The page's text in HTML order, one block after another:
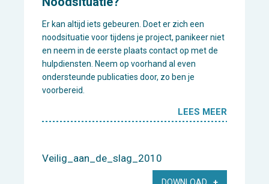
Er kan altijd iets gebeuren. Doet er zich een
noodsituatie voor tijdens je project, panikeer niet
en neem in de eerste plaats contact op met de
hulpdiensten. Neem op voorhand al even
ondersteunde publicaties door, zo ben je
voorbereid.
LEES MEER
Veilig_aan_de_slag_2010